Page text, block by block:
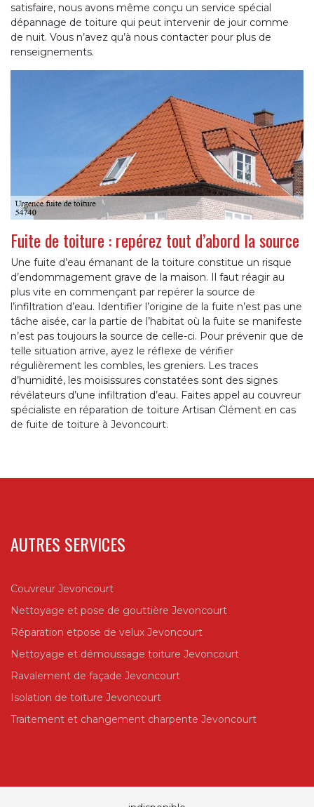
satisfaire, nous avons même conçu un service spécial
dépannage de toiture qui peut intervenir de jour comme
de nuit. Vous n’avez qu’à nous contacter pour plus de
renseignements.
Fuite de toiture : repérez tout d’abord la source
Une fuite d’eau émanant de la toiture constitue un risque
d’endommagement grave de la maison. Il faut réagir au
plus vite en commençant par repérer la source de
l’infiltration d’eau. Identifier l’origine de la fuite n’est pas une
tâche aisée, car la partie de l’habitat où la fuite se manifeste
n’est pas toujours la source de celle-ci. Pour prévenir que de
telle situation arrive, ayez le réflexe de vérifier
régulièrement les combles, les greniers. Les traces
d’humidité, les moisissures constatées sont des signes
révélateurs d’une infiltration d’eau. Faites appel au couvreur
spécialiste en réparation de toiture Artisan Clément en cas
de fuite de toiture à Jevoncourt.
AUTRES SERVICES
Couvreur Jevoncourt
Nettoyage et pose de gouttière Jevoncourt
Réparation etpose de velux Jevoncourt
Nettoyage et démoussage toiture Jevoncourt
Ravalement de façade Jevoncourt
Isolation de toiture Jevoncourt
Traitement et changement charpente Jevoncourt